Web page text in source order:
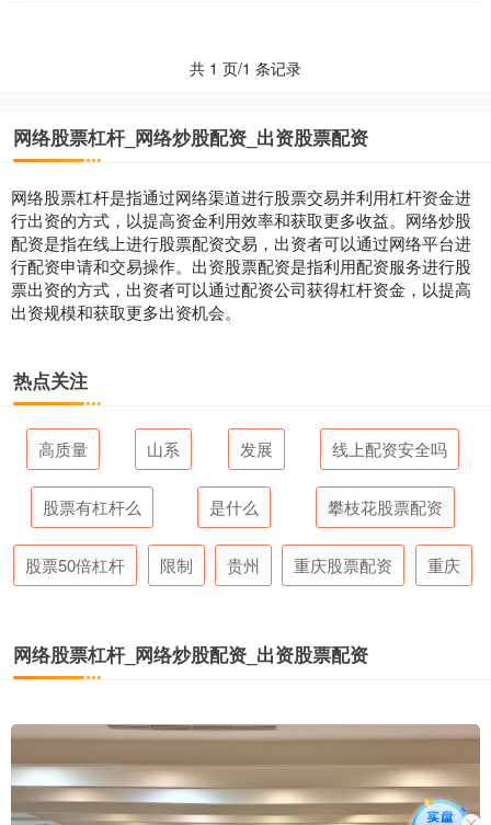
共 1 页/1 条记录
网络股票杠杆_网络炒股配资_出资股票配资
网络股票杠杆是指通过网络渠道进行股票交易并利用杠杆资金进
行出资的方式，以提高资金利用效率和获取更多收益。网络炒股
配资是指在线上进行股票配资交易，出资者可以通过网络平台进
行配资申请和交易操作。出资股票配资是指利用配资服务进行股
票出资的方式，出资者可以通过配资公司获得杠杆资金，以提高
出资规模和获取更多出资机会。
热点关注
高质量 山系 发展 线上配资安全吗
股票有杠杆么 是什么 攀枝花股票配资
股票50倍杠杆 限制 贵州 重庆股票配资 重庆
网络股票杠杆_网络炒股配资_出资股票配资